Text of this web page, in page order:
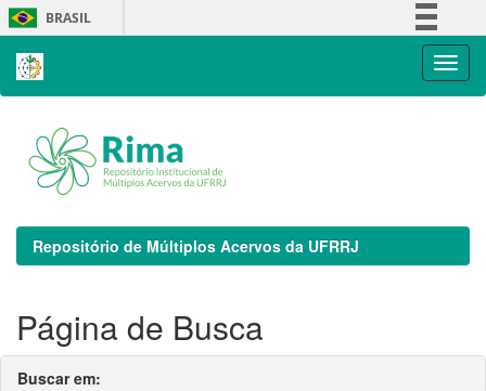
Skip
navigation
BRASIL
Repositório de Múltiplos Acervos da UFRRJ
Página de Busca
Buscar em: